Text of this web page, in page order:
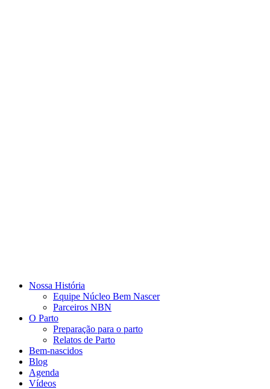
Nossa História
Equipe Núcleo Bem Nascer
Parceiros NBN
O Parto
Preparação para o parto
Relatos de Parto
Bem-nascidos
Blog
Agenda
Vídeos